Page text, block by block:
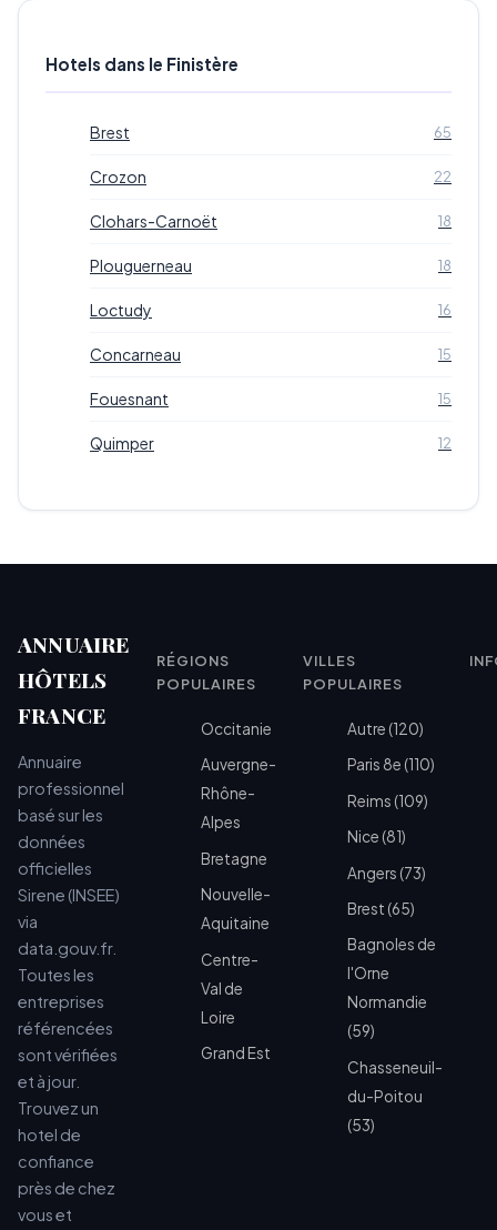
Hotels dans le Finistère
Brest 65
Crozon 22
Clohars-Carnoët 18
Plouguerneau 18
Loctudy 16
Concarneau 15
Fouesnant 15
Quimper 12
ANNUAIRE
HÔTELS
FRANCE
Annuaire
professionnel
basé sur les
données
officielles
Sirene (INSEE)
via
data.gouv.fr.
Toutes les
entreprises
référencées
sont vérifiées
et à jour.
Trouvez un
hotel de
confiance
près de chez
vous et
RÉGIONS
POPULAIRES
Occitanie
Auvergne-
Rhône-
Alpes
Bretagne
Nouvelle-
Aquitaine
Centre-
Val de
Loire
Grand Est
VILLES
POPULAIRES
Autre (120)
Paris 8e (110)
Reims (109)
Nice (81)
Angers (73)
Brest (65)
Bagnoles de
l'Orne
Normandie
(59)
Chasseneuil-
du-Poitou
(53)